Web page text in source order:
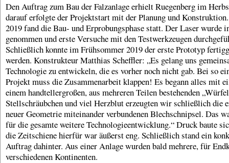
Den Auftrag zum Bau der Falzanlage erhielt Ruegenberg im
darauf erfolgte der Projektstart mit der Planung und
2019 fand die Bau- und Erprobungsphase statt. Der Laser wurde
genommen und erste Versuche mit den Testwerkzeugen
Schließlich konnte im Frühsommer 2019 der erste Prototyp
werden. Konstrukteur Matthias Scheffler: „Es gelang uns
Technologie zu entwickeln, die es vorher noch nicht gab. Bei so
Projekt muss die Zusammenarbeit klappen! Es begann alles mit
einem handtellergroßen, aus mehreren Teilen bestehenden
Stellschräubchen und viel Herzblut erzeugten wir schließlich die
neuer Geometrie miteinander verbundenen Blechschnipsel. Das
für die gesamte weitere Technologieentwicklung.“ Druck baute
die Zeitschiene hierfür war äußerst eng. Schließlich stand ein
Auftrag dahinter. Aus einer Anlage wurden bald mehrere, für
verschiedenen Kontinenten.